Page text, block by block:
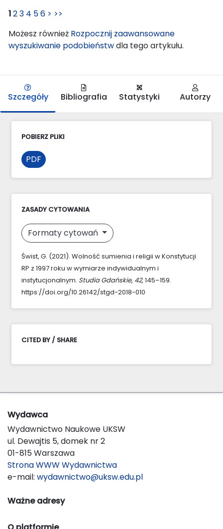
123 4 56 > >>
Możesz również Rozpocznij zaawansowane
wyszukiwanie podobieństwdla tego artykułu.
Szczegóły Bibliografia Statystyki Autorzy
POBIERZ PLIKI
PDF
ZASADY CYTOWANIA
Formaty cytowań
Świst, G. (2021). Wolność sumienia i religii w Konstytucji
RP z 1997 roku w wymiarze indywidualnym i
instytucjonalnym. Studia Gdańskie, 42, 145–159.
https://doi.org/10.26142/stgd-2018-010
CITED BY / SHARE
Wydawca
Wydawnictwo Naukowe UKSW
ul. Dewajtis 5, domek nr 2
01-815 Warszawa
Strona WWW Wydawnictwa
e-mail: wydawnictwo@uksw.edu.pl
Ważne adresy